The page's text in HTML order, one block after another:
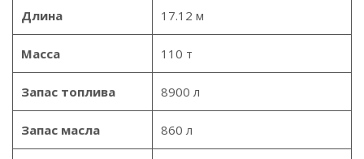
Длина 17.12 м
Масса 110 т
Запас топлива 8900 л
Запас масла 860 л